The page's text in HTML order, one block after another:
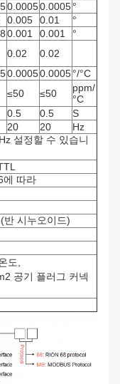
0.00050.0005°
0.005 0.01
°
0.001 0.001
°
0.02
0.02
0.00050.0005°/°C
≤50 ≤50
ppm/
°C
0.5 0.5
S
20 20
Hz
설정할 수 있습니
에 따라
반 시누오이드)
도,
공기 플러그 커넥